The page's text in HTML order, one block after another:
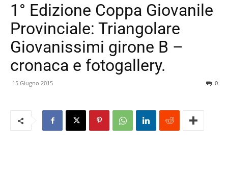
1° Edizione Coppa Giovanile
Provinciale: Triangolare
Giovanissimi girone B –
cronaca e fotogallery.
15 Giugno 2015 0